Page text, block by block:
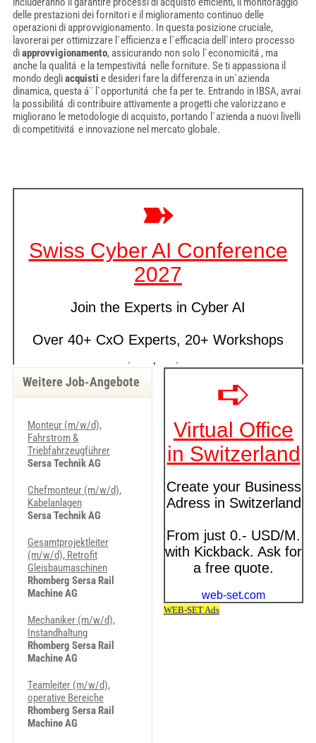
delle prestazioni dei fornitori e il miglioramento continuo delle
operazioni di approvvigionamento. In questa posizione cruciale,
lavorerai per ottimizzare l`efficienza e l`efficacia dell`intero processo
diapprovvigionamento, assicurando non solo l`economicitá , ma
anche la qualitá e la tempestivitá nelle forniture. Se ti appassiona il
mondo degliacquisti e desideri fare la differenza in un`azienda
dinamica, questa á¨ l`opportunitá che fa per te. Entrando in IBSA, avrai
la possibilitá di contribuire attivamente a progetti che valorizzano e
migliorano le metodologie di acquisto, portando l`azienda a nuovi livelli
di competitivitá e innovazione nel mercato globale.
Weitere Job-Angebote
Monteur (m/w/d),
Fahrstrom &
Triebfahrzeugführer
Sersa Technik AG
Chefmonteur (m/w/d),
Kabelanlagen
Sersa Technik AG
Gesamtprojektleiter
(m/w/d), Retrofit
Gleisbaumaschinen
Rhomberg Sersa Rail
Machine AG
Mechaniker (m/w/d),
Instandhaltung
Rhomberg Sersa Rail
Machine AG
Teamleiter (m/w/d),
operative Bereiche
Rhomberg Sersa Rail
Machine AG